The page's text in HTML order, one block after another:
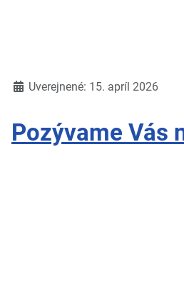
DetailyUverejnené: 15. apríl 2026
Pozývame Vás